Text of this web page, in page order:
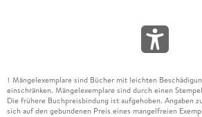
1 Mängelexemplare sind Bücher mit leichten
einschränken. Mängelexemplare sind durch einen
Die frühere Buchpreisbindung ist aufgehoben. Angaben
sich auf den gebundenen Preis eines mangelfreien